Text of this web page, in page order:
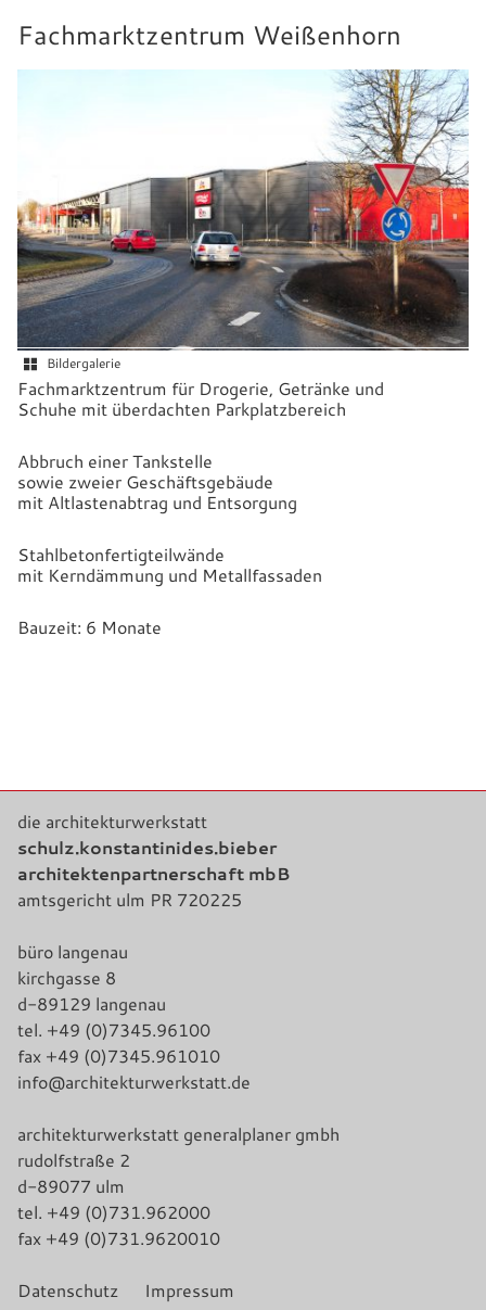
Fachmarktzentrum Weißenhorn
Bildergalerie
Fachmarktzentrum für Drogerie, Getränke und
Schuhe mit überdachten Parkplatzbereich
Abbruch einer Tankstelle
sowie zweier Geschäftsgebäude
mit Altlastenabtrag und Entsorgung
Stahlbetonfertigteilwände
mit Kerndämmung und Metallfassaden
Bauzeit: 6 Monate
die architekturwerkstatt
schulz.konstantinides.bieber
architektenpartnerschaft mbB
amtsgericht ulm PR 720225
büro langenau
kirchgasse 8
d-89129 langenau
tel. +49 (0)7345.96100
fax +49 (0)7345.961010
info@architekturwerkstatt.de
architekturwerkstatt generalplaner gmbh
rudolfstraße 2
d-89077 ulm
tel. +49 (0)731.962000
fax +49 (0)731.9620010
Datenschutz Impressum